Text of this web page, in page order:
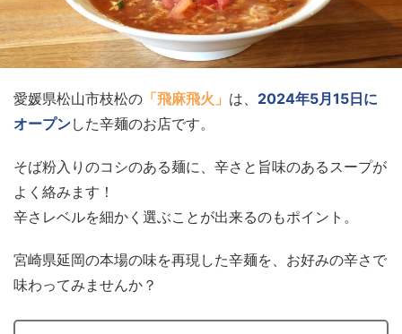
愛媛県松山市枝松の 「飛麻飛火」 は、 2024年5月15日に
オープンした辛麺のお店です。
そば粉入りのコシのある麺に、辛さと旨味のあるスープが
よく絡みます！
辛さレベルを細かく選ぶことが出来るのもポイント。
宮崎県延岡の本場の味を再現した辛麺を、お好みの辛さで
味わってみませんか？